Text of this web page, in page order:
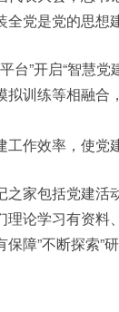
党是党的思想
台”开启“智慧
拟训练等相融
作效率，使党
之家包括党建活
理论学习有资料
障”不断探索”